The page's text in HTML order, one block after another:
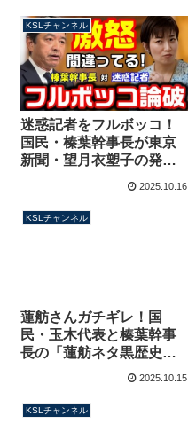
【KSLチャンネル】
KSLチャンネル
迷惑記者をフルボッコ！
国民・榛葉幹事長が東京
新聞・望月衣塑子の発言
うな！」【KSLチャンネ
ル】
2025.10.16
KSLチャンネル
蓮舫さんガチギレ！国
民・玉木代表と榛葉幹事
長の「蓮舫ネタ黒歴史」
爆笑対談を批判→過去発
ャンネル】
2025.10.15
KSLチャンネル